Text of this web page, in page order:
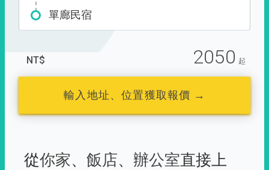
單廊民宿
NT$ 2050 起
輸入地址、位置獲取報價 →
從你家、 飯店、 辦公室直接上